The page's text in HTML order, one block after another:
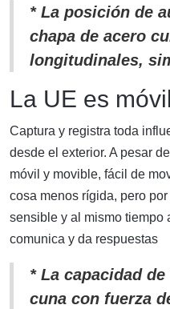
* La posición de
chapa de acero
longitudinales,
La UE es
Captura y registra toda
desde el exterior. A pesar
móvil y movible, fácil de
cosa menos rígida, pero
sensible y al mismo tiempo
comunica y da respuestas
* La capacidad
cuna con fuerza